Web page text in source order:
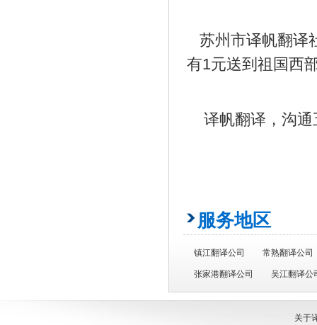
苏州市译帆翻译
有1元送到祖国西
译帆翻译，沟通
服务地区
镇江翻译公司 常熟翻译公司
张家港翻译公司 吴江翻译公
关于